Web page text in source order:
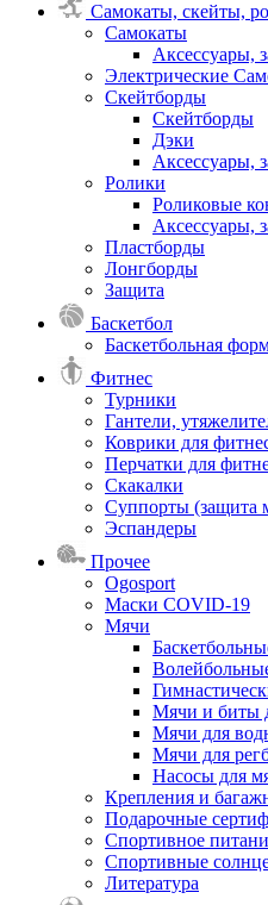
Самокаты, скейты,
Самокаты
Аксессуары,
Электрические
Скейтборды
Скейтборды
Дэки
Аксессуары,
Ролики
Роликовые
Аксессуары,
Пластборды
Лонгборды
Защита
Баскетбол
Баскетбольная
Фитнес
Турники
Гантели,
Коврики для
Перчатки для
Скакалки
Суппорты (защита
Эспандеры
Прочее
Ogosport
Маски COVID-19
Мячи
Мячи и биты
Мячи для
Мячи для
Насосы для
Крепления и
Подарочные
Спортивное
Спортивные
Литература